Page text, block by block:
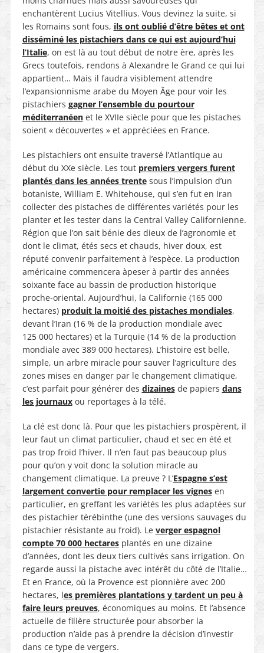
enchantèrent Lucius Vitellius. Vous devinez la suite, si
les Romains sont fous, ils ont oublié d’être bêtes et ont
disséminé les pistachiers dans ce qui est aujourd’hui
l’Italie, on est là au tout début de notre ère, après les
Grecs toutefois, rendons à Alexandre le Grand ce qui lui
appartient… Mais il faudra visiblement attendre
l’expansionnisme arabe du Moyen Âge pour voir les
pistachiers gagner l’ensemble du pourtour
méditerranéenet le XVIIe siècle pour que les pistaches
soient « découvertes » et appréciées en France.
Les pistachiers ont ensuite traversé l’Atlantique au
début du XXe siècle. Les tout premiers vergers furent
plantés dans les années trentesous l’impulsion d’un
botaniste, William E. Whitehouse, qui s’en fut en Iran
collecter des pistaches de différentes variétés pour les
planter et les tester dans la Central Valley Californienne.
Région que l’on sait bénie des dieux de l’agronomie et
dont le climat, étés secs et chauds, hiver doux, est
réputé convenir parfaitement à l’espèce. La production
américaine commencera àpeser à partir des années
soixante face au bassin de production historique
proche-oriental. Aujourd’hui, la Californie (165 000
hectares) produit la moitié des pistaches mondiales,
devant l’Iran (16 % de la production mondiale avec
125 000 hectares) et la Turquie (14 % de la production
mondiale avec 389 000 hectares). L’histoire est belle,
simple, un arbre miracle pour sauver l’agriculture des
zones mises en danger par le changement climatique,
c’est parfait pour générer des dizainesde papiers dans
les journauxou reportages à la télé.
La clé est donc là. Pour que les pistachiers prospèrent, il
leur faut un climat particulier, chaud et sec en été et
pas trop froid l’hiver. Il n’en faut pas beaucoup plus
pour qu’on y voit donc la solution miracle au
changement climatique. La preuve ? L’Espagne s’est
largement convertie pour remplacer les vignesen
particulier, en greffant les variétés les plus adaptées sur
des pistachier térébinthe (une des versions sauvages du
pistachier résistante au froid). Le verger espagnol
compte 70 000 hectaresplantés en une dizaine
d’années, dont les deux tiers cultivés sans irrigation. On
regarde aussi la pistache avec intérêt du côté de l’Italie…
Et en France, où la Provence est pionnière avec 200
hectares, les premières plantations y tardent un peu à
faire leurs preuves, économiques au moins. Et l’absence
actuelle de filière structurée pour absorber la
production n’aide pas à prendre la décision d’investir
dans ce type de vergers.